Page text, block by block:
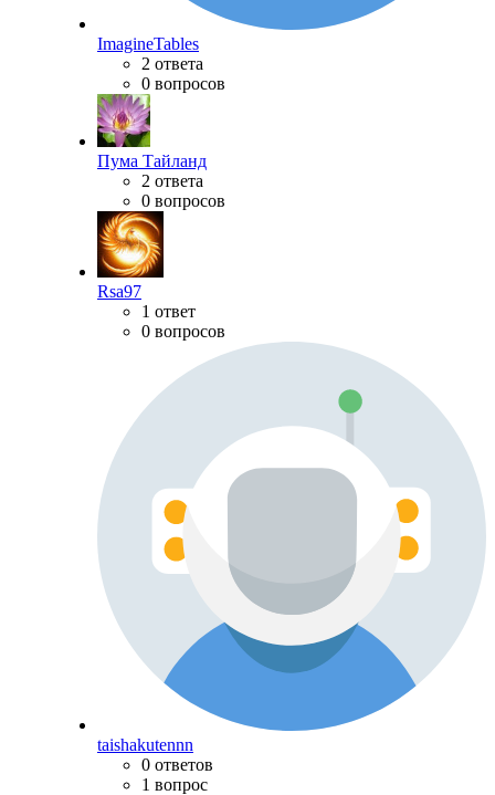
ImagineTables
2 ответа
0 вопросов
Пума Тайланд
2 ответа
0 вопросов
Rsa97
1 ответ
0 вопросов
taishakutennn
0 ответов
1 вопрос